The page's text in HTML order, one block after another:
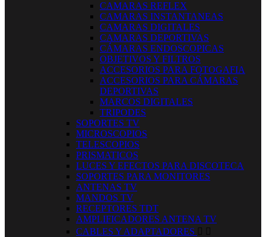
CAMARAS REFLEX
CAMARAS INSTANTANEAS
CAMARAS DIGITALES
CAMARAS DEPORTIVAS
CÁMARAS ENDOSCOPICAS
OBJETIVOS Y FILTROS
ACCESORIOS PARA FOTOGAFIA
ACCESORIOS PARA CÁMARAS
DEPORTIVAS
MARCOS DIGITALES
TRIPODES
SOPORTES TV
MICROSCOPIOS
TELESCOPIOS
PRISMATICOS
LUCES Y EFECTOS PARA DISCOTECA
SOPORTES PARA MONITORES
ANTENAS TV
MANDOS TV
RECEPTORES TDT
AMPLIFICADORES ANTENA TV
CABLES Y ADAPTADORES  